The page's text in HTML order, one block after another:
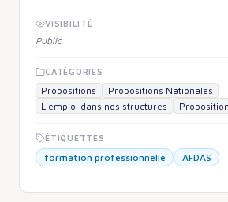
VISIBILITÉ
Public
CATÉGORIES
Propositions
Propositions Nationales
L'emploi dans nos structures
ÉTIQUETTES
formation professionnelle AFDAS